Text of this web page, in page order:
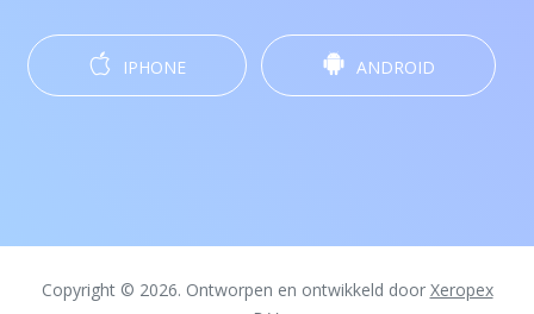
IPHONE ANDROID
Copyright © 2026. Ontworpen en ontwikkeld door Xeropex